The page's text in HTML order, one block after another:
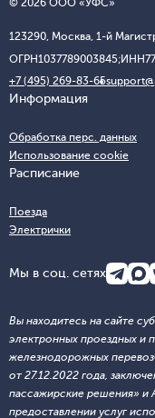
© 2026 ООО «УФС»
123290, Москва, 1-й
ОГРН1037789003845;ИНН
+7 (495) 269-83-65
Информация
Обработка перс. данных
Использование cookie
Расписание
Поезда
Электрички
Мы в соц. сетях
Вы находитесь на сайте
электронных проездных и
железнодорожных
от 27.12.2022 года,
пассажирские решения»
предоставлении услуг